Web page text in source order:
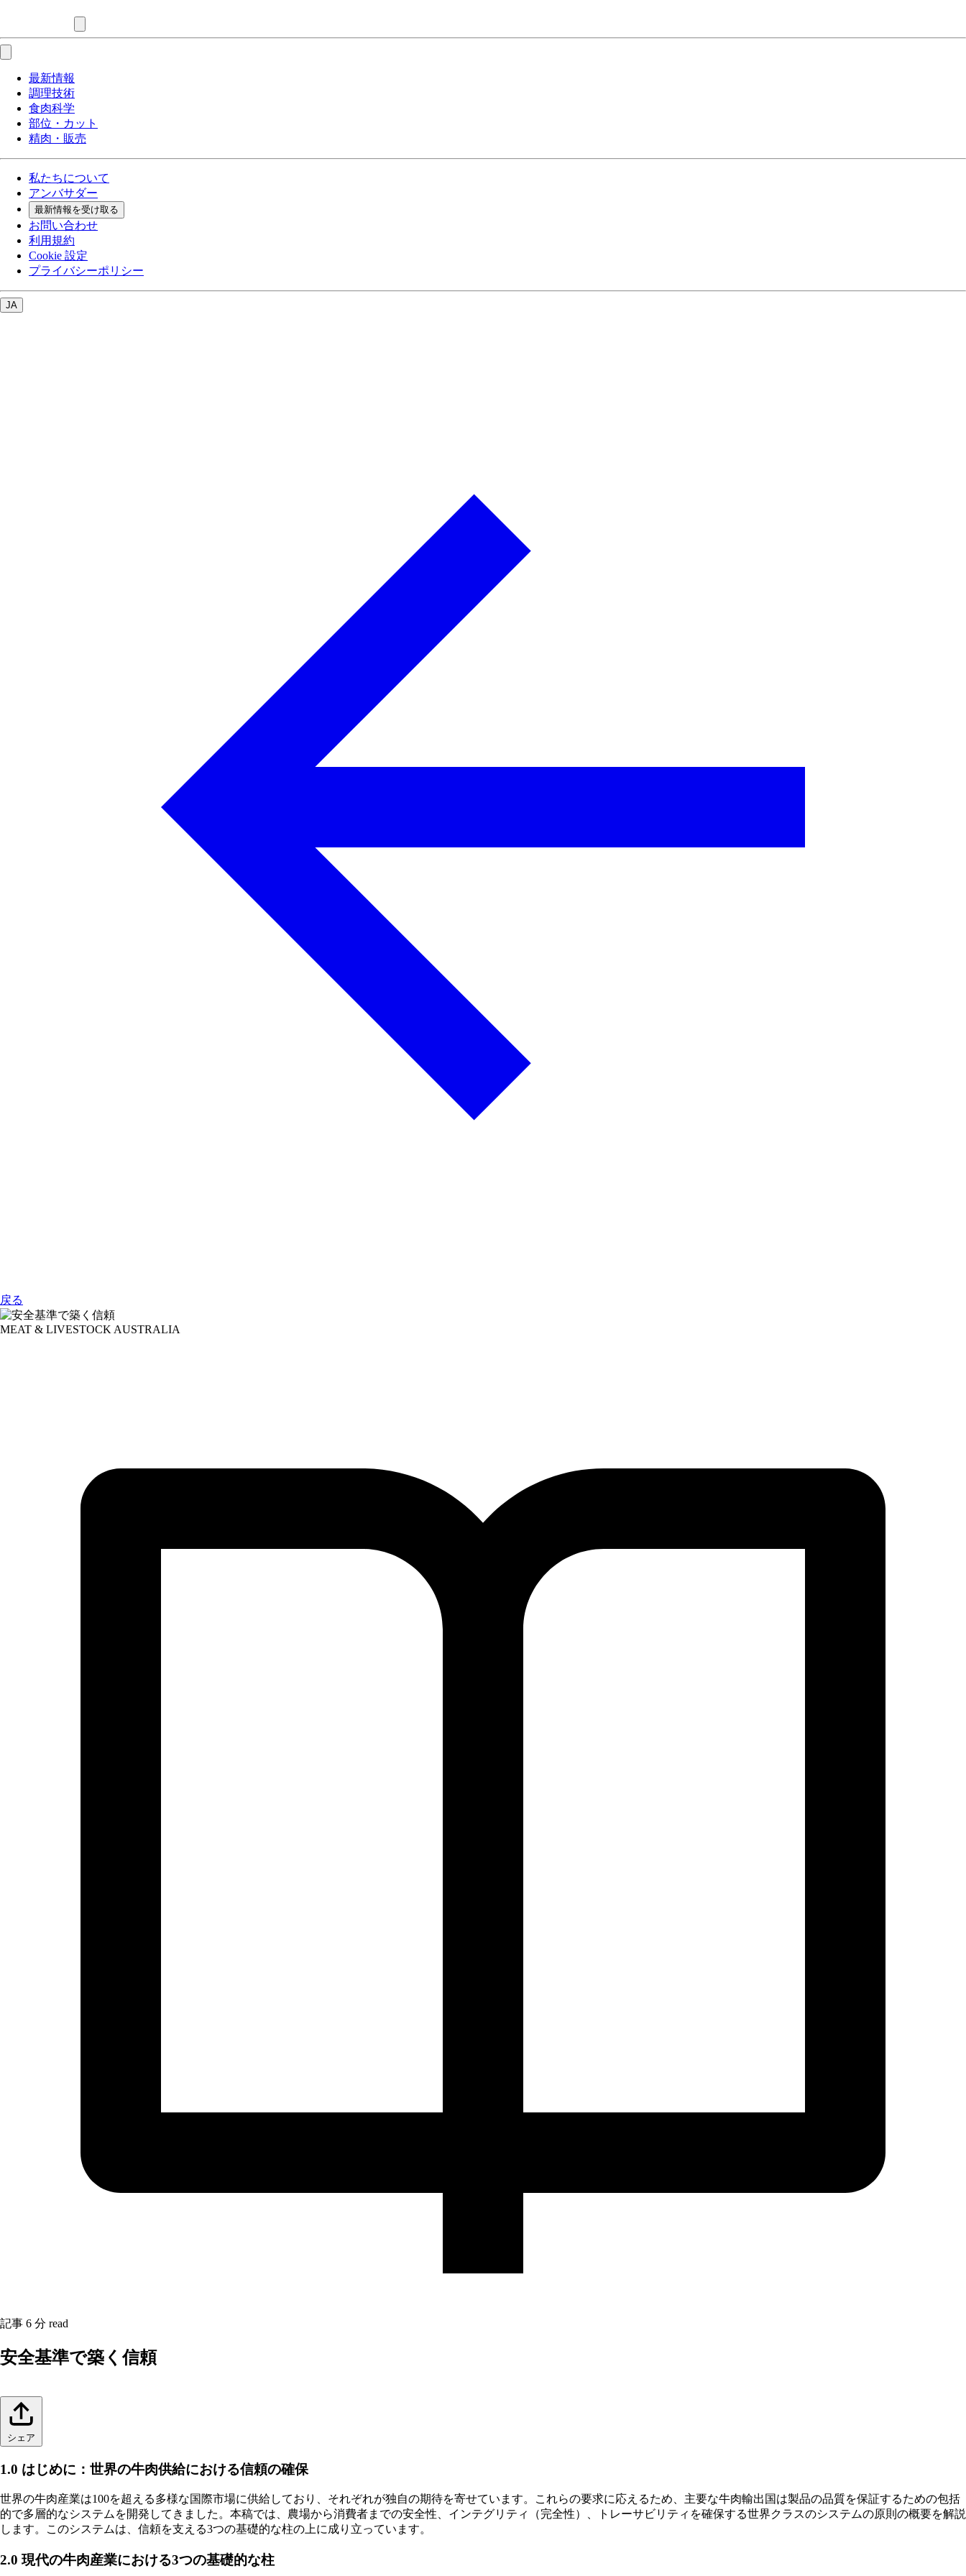
最新情報
調理技術
食肉科学
部位・カット
精肉・販売
私たちについて
アンバサダー
最新情報を受け取る
お問い合わせ
利用規約
Cookie 設定
プライバシーポリシー
JA
戻る
MEAT & LIVESTOCK AUSTRALIA
記事 6 分 read
安全基準で築く信頼
シェア
1.0 はじめに：世界の牛肉供給における信頼の確保
世界の牛肉産業は100を超える多様な国際市場に供給しており、それぞれが独自の期待を寄せています。これらの要求に応えるため、主要な牛肉輸出国は製品の品質を保証するための包括
的で多層的なシステムを開発してきました。本稿では、農場から消費者までの安全性、インテグリティ（完全性）、トレーサビリティを確保する世界クラスのシステムの原則の概要を解説
します。このシステムは、信頼を支える3つの基礎的な柱の上に成り立っています。
2.0 現代の牛肉産業における3つの基礎的な柱